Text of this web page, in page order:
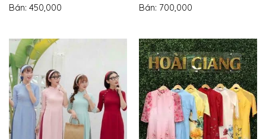
Bán: 450,000
Bán: 700,000